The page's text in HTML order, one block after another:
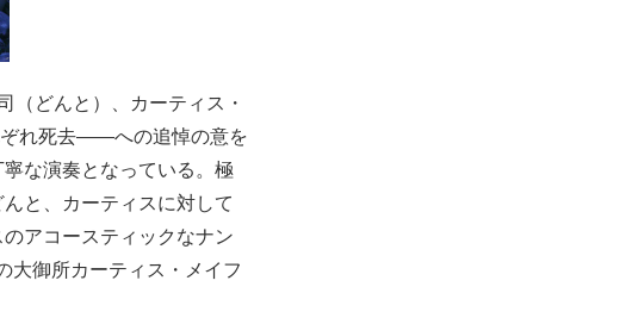
どんと）、カーティス・
ぞれ死去――への追悼の意を
な演奏となっている。極
と、カーティスに対して
アコースティックなナン
大御所カーティス・メイフ